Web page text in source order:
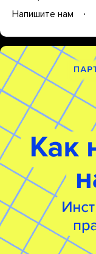
Напишите нам